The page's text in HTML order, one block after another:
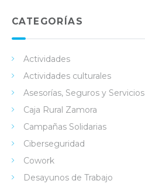
in
ok
e
CATEGORÍAS
Actividades
Actividades culturales
Asesorías, Seguros y Servicios
Caja Rural Zamora
Campañas Solidarias
Ciberseguridad
Cowork
Desayunos de Trabajo